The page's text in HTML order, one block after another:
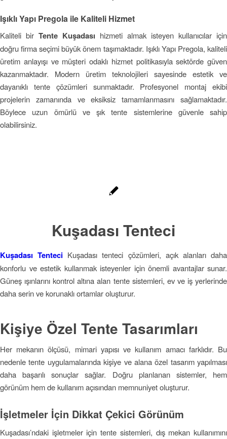
Işıklı Yapı Pregola ile Kaliteli Hizmet
Kaliteli bir Tente Kuşadası hizmeti almak isteyen kullanıcılar için
doğru firma seçimi büyük önem taşımaktadır. Işıklı Yapı Pregola, kaliteli
üretim anlayışı ve müşteri odaklı hizmet politikasıyla sektörde güven
kazanmaktadır. Modern üretim teknolojileri sayesinde estetik ve
dayanıklı tente çözümleri sunmaktadır. Profesyonel montaj ekibi
projelerin zamanında ve eksiksiz tamamlanmasını sağlamaktadır.
Böylece uzun ömürlü ve şık tente sistemlerine güvenle sahip
olabilirsiniz.
Kuşadası Tenteci
Kuşadası Tenteci Kuşadası tenteci çözümleri, açık alanları daha
konforlu ve estetik kullanmak isteyenler için önemli avantajlar sunar.
Güneş ışınlarını kontrol altına alan tente sistemleri, ev ve iş yerlerinde
daha serin ve korunaklı ortamlar oluşturur.
Kişiye Özel Tente Tasarımları
Her mekanın ölçüsü, mimari yapısı ve kullanım amacı farklıdır. Bu
nedenle tente uygulamalarında kişiye ve alana özel tasarım yapılması
daha başarılı sonuçlar sağlar. Doğru planlanan sistemler, hem
görünüm hem de kullanım açısından memnuniyet oluşturur.
İşletmeler İçin Dikkat Çekici Görünüm
Kuşadası’ndaki işletmeler için tente sistemleri, dış mekan kullanımını